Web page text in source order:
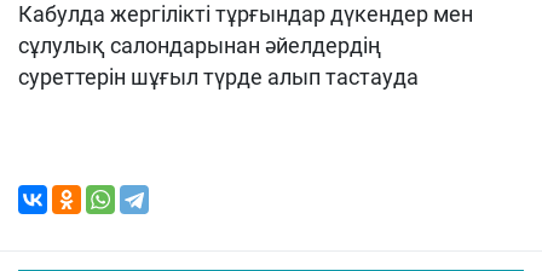
Кабулда жергілікті тұрғындар дүкендер мен
сұлулық салондарынан әйелдердің
суреттерін шұғыл түрде алып тастауда